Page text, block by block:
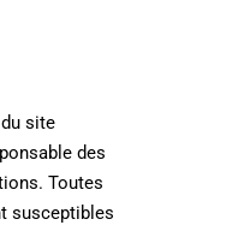
site
des
Toutes
susceptibles